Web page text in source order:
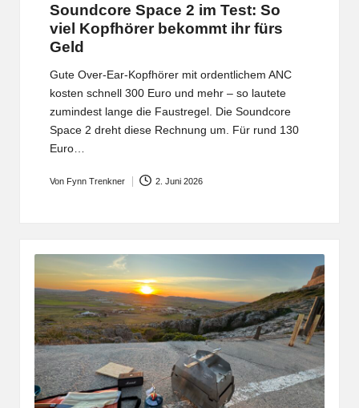
Soundcore Space 2 im Test: So
viel Kopfhörer bekommt ihr fürs
Geld
Gute Over-Ear-Kopfhörer mit ordentlichem ANC
kosten schnell 300 Euro und mehr – so lautete
zumindest lange die Faustregel. Die Soundcore
Space 2 dreht diese Rechnung um. Für rund 130
Euro…
Posted
Von Fynn Trenkner 2. Juni 2026